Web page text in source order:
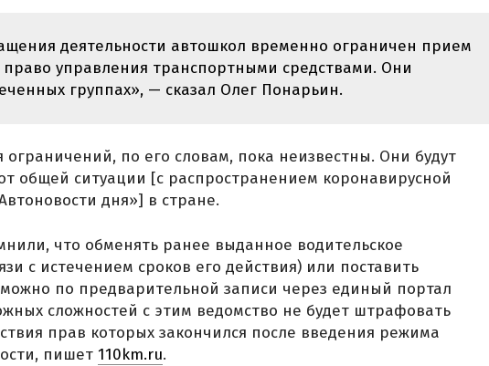
деятельности автошкол временно ограничен прием
право управления транспортными средствами. Они
группах», — сказал Олег Понарьин.
ограничений, по его словам, пока неизвестны. Они будут
общей ситуации [с распространением коронавирусной
дня»] в стране.
что обменять ранее выданное водительское
с истечением сроков его действия) или поставить
по предварительной записи через единый портал
сложностей с этим ведомство не будет штрафовать
прав которых закончился после введения режима
пишет 110km.ru.